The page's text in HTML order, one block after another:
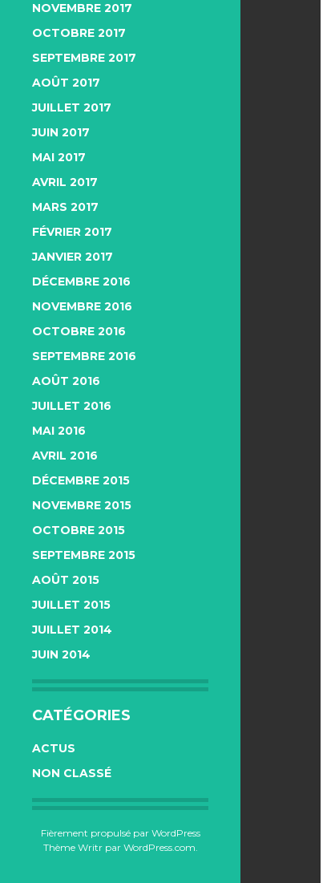
NOVEMBRE 2017
OCTOBRE 2017
SEPTEMBRE 2017
AOÛT 2017
JUILLET 2017
JUIN 2017
MAI 2017
AVRIL 2017
MARS 2017
FÉVRIER 2017
JANVIER 2017
DÉCEMBRE 2016
NOVEMBRE 2016
OCTOBRE 2016
SEPTEMBRE 2016
AOÛT 2016
JUILLET 2016
MAI 2016
AVRIL 2016
DÉCEMBRE 2015
NOVEMBRE 2015
OCTOBRE 2015
SEPTEMBRE 2015
AOÛT 2015
JUILLET 2015
JUILLET 2014
JUIN 2014
CATÉGORIES
ACTUS
NON CLASSÉ
Fièrement propulsé par WordPress
Thème Writr par WordPress.com.